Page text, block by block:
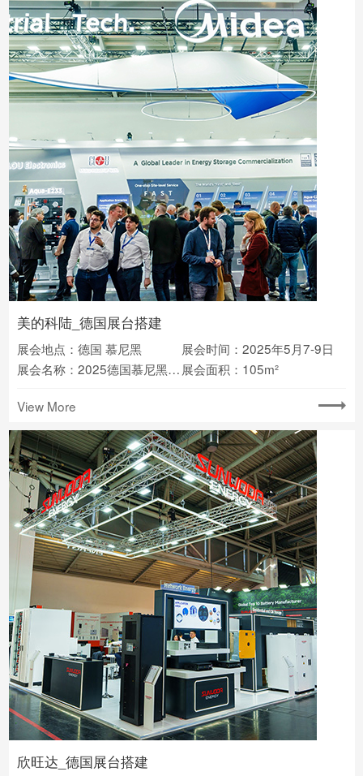
美的科陆_德国展台搭建
展会地点：德国 慕尼黑
展会时间：2025年5月7-9日
展会名称：2025德国慕尼黑Intersolar 展会面积：105m²
View More
欣旺达_德国展台搭建